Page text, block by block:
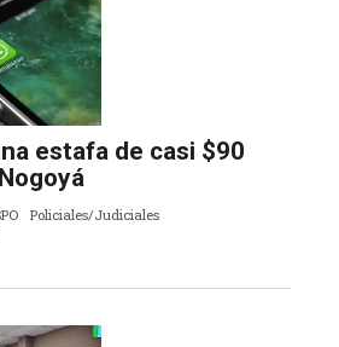
estafa de casi $90
Policiales/Judiciales